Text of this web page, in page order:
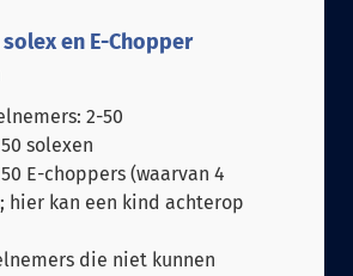
en E-Chopper
2-50
solexen
E-choppers (waarvan 4
hier kan een kind achterop
die niet kunnen